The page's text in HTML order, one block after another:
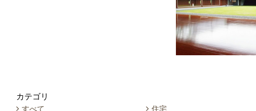
カテゴリ
すべて
住宅